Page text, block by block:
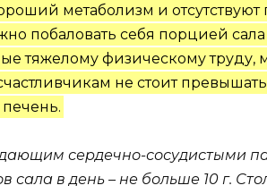
метаболизм и
побаловать себя порцией сала
тяжелому физическому труду,
не стоит
сердечно-сосудистыми
сала в день – не больше 10 г.